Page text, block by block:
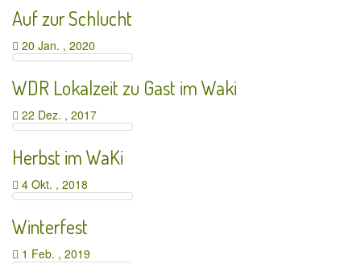
Auf zur Schlucht
20 Jan. , 2020
WDR Lokalzeit zu Gast im Waki
22 Dez. , 2017
Herbst im WaKi
4 Okt. , 2018
Winterfest
1 Feb. , 2019